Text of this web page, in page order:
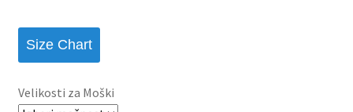
Size Chart
Velikosti za Moški